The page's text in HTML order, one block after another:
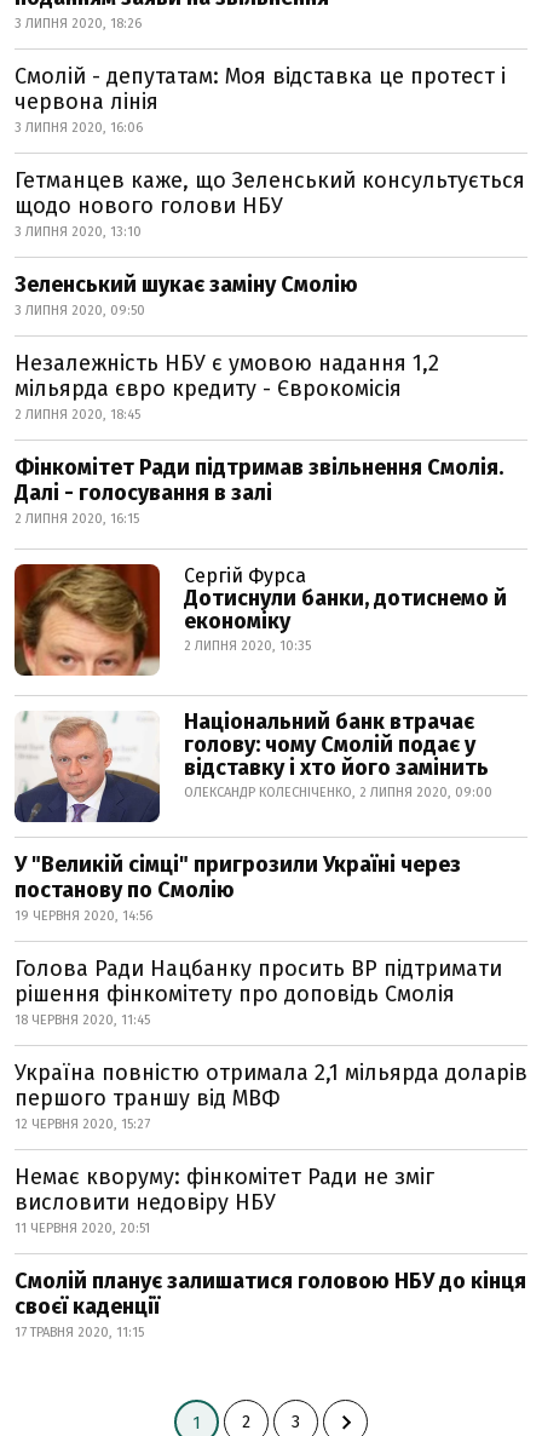
3 ЛИПНЯ 2020, 18:26
Смолій - депутатам: Моя відставка це протест і
червона лінія
3 ЛИПНЯ 2020, 16:06
Гетманцев каже, що Зеленський консультується
щодо нового голови НБУ
3 ЛИПНЯ 2020, 13:10
Зеленський шукає заміну Смолію
3 ЛИПНЯ 2020, 09:50
Незалежність НБУ є умовою надання 1,2
мільярда євро кредиту - Єврокомісія
2 ЛИПНЯ 2020, 18:45
Фінкомітет Ради підтримав звільнення Смолія.
Далі - голосування в залі
2 ЛИПНЯ 2020, 16:15
Сергій Фурса
Дотиснули банки, дотиснемо й
економіку
2 ЛИПНЯ 2020, 10:35
Національний банк втрачає
голову: чому Смолій подає у
відставку і хто його замінить
ОЛЕКСАНДР КОЛЕСНІЧЕНКО, 2 ЛИПНЯ 2020, 09:00
У "Великій сімці" пригрозили Україні через
постанову по Смолію
19 ЧЕРВНЯ 2020, 14:56
Голова Ради Нацбанку просить ВР підтримати
рішення фінкомітету про доповідь Смолія
18 ЧЕРВНЯ 2020, 11:45
Україна повністю отримала 2,1 мільярда доларів
першого траншу від МВФ
12 ЧЕРВНЯ 2020, 15:27
Немає кворуму: фінкомітет Ради не зміг
висловити недовіру НБУ
11 ЧЕРВНЯ 2020, 20:51
Смолій планує залишатися головою НБУ до кінця
своєї каденції
17 ТРАВНЯ 2020, 11:15
1 2 3